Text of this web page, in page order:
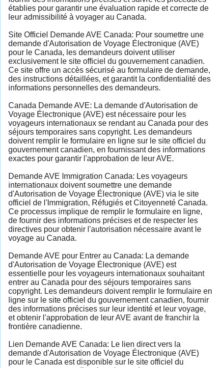
établies pour garantir une évaluation rapide et correcte de
leur admissibilité à voyager au Canada.
Site Officiel Demande AVE Canada: Pour soumettre une
demande d'Autorisation de Voyage Électronique (AVE)
pour le Canada, les demandeurs doivent utiliser
exclusivement le site officiel du gouvernement canadien.
Ce site offre un accès sécurisé au formulaire de demande,
des instructions détaillées, et garantit la confidentialité des
informations personnelles des demandeurs.
Canada Demande AVE: La demande d'Autorisation de
Voyage Électronique (AVE) est nécessaire pour les
voyageurs internationaux se rendant au Canada pour des
séjours temporaires sans copyright. Les demandeurs
doivent remplir le formulaire en ligne sur le site officiel du
gouvernement canadien, en fournissant des informations
exactes pour garantir l'approbation de leur AVE.
Demande AVE Immigration Canada: Les voyageurs
internationaux doivent soumettre une demande
d'Autorisation de Voyage Électronique (AVE) via le site
officiel de l'Immigration, Réfugiés et Citoyenneté Canada.
Ce processus implique de remplir le formulaire en ligne,
de fournir des informations précises et de respecter les
directives pour obtenir l'autorisation nécessaire avant le
voyage au Canada.
Demande AVE pour Entrer au Canada: La demande
d'Autorisation de Voyage Électronique (AVE) est
essentielle pour les voyageurs internationaux souhaitant
entrer au Canada pour des séjours temporaires sans
copyright. Les demandeurs doivent remplir le formulaire en
ligne sur le site officiel du gouvernement canadien, fournir
des informations précises sur leur identité et leur voyage,
et obtenir l'approbation de leur AVE avant de franchir la
frontière canadienne.
Lien Demande AVE Canada: Le lien direct vers la
demande d'Autorisation de Voyage Électronique (AVE)
pour le Canada est disponible sur le site officiel du